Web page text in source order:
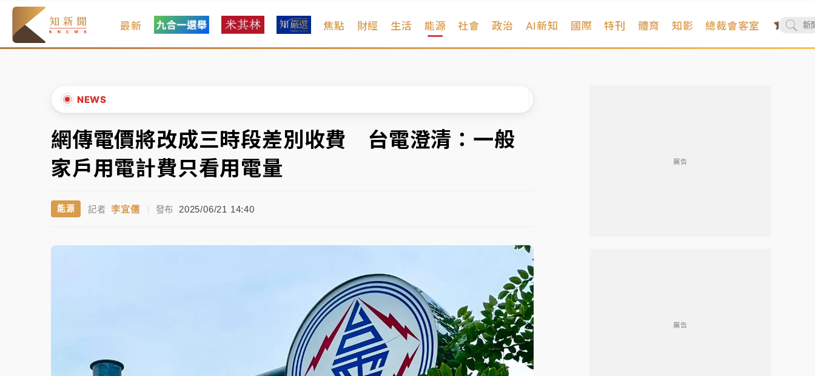
最新 焦點 財經 生活 能源 社會 政治 AI新知 國際 特刊 體育 知影 總裁會客室
NEWS
有片｜ 白海豚暴風圈逼近！新北淡水赫見龍捲風 榕樹連根拔起
中颱白海豚風雨來了！中部以北防豪雨 今晚、明天影響最劇烈
白海豚逼近！北市水門只出不進 未移置車輛最高罰4800＋拖吊費
中颱白海豚進逼！台北喜來登圍籬傾倒砸傷人 民權西路鷹架倒塌壓2車
白海豚逼近！北市水門只出不進 未移置車輛最高罰4800＋拖吊費
▲
▼
網傳電價將改成三時段差別收費 台電澄清：一般
家戶用電計費只看用電量
能源 記者 李宜儒 | 發布 2025/06/21 14:40
廣告
廣告